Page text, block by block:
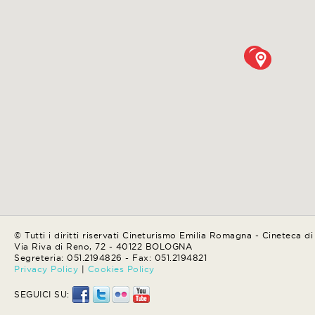
© Tutti i diritti riservati Cineturismo Emilia Romagna - Cineteca di
Via Riva di Reno, 72 - 40122 BOLOGNA
Segreteria: 051.2194826 - Fax: 051.2194821
Privacy Policy | Cookies Policy
SEGUICI SU: